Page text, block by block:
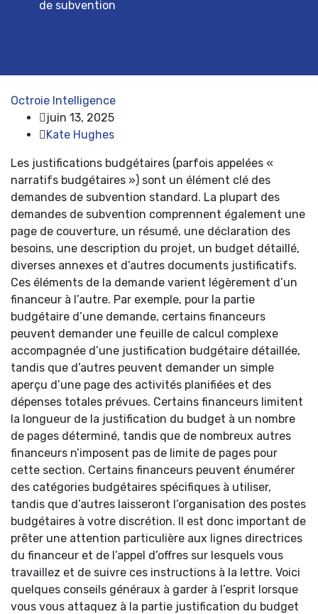
de subvention
Octroie Intelligence
juin 13, 2025
Kate Hughes
Les justifications budgétaires (parfois appelées «
narratifs budgétaires ») sont un élément clé des
demandes de subvention standard. La plupart des
demandes de subvention comprennent également une
page de couverture, un résumé, une déclaration des
besoins, une description du projet, un budget détaillé,
diverses annexes et d’autres documents justificatifs.
Ces éléments de la demande varient légèrement d’un
financeur à l’autre. Par exemple, pour la partie
budgétaire d’une demande, certains financeurs
peuvent demander une feuille de calcul complexe
accompagnée d’une justification budgétaire détaillée,
tandis que d’autres peuvent demander un simple
aperçu d’une page des activités planifiées et des
dépenses totales prévues. Certains financeurs limitent
la longueur de la justification du budget à un nombre
de pages déterminé, tandis que de nombreux autres
financeurs n’imposent pas de limite de pages pour
cette section. Certains financeurs peuvent énumérer
des catégories budgétaires spécifiques à utiliser,
tandis que d’autres laisseront l’organisation des postes
budgétaires à votre discrétion. Il est donc important de
prêter une attention particulière aux lignes directrices
du financeur et de l’appel d’offres sur lesquels vous
travaillez et de suivre ces instructions à la lettre. Voici
quelques conseils généraux à garder à l’esprit lorsque
vous vous attaquez à la partie justification du budget